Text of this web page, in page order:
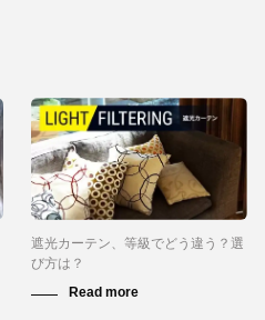
遮光カーテン、等級でどう違う？選
び方は？